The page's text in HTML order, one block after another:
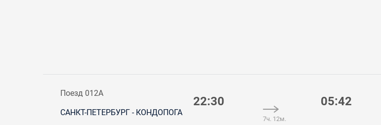
Поезд 012А
САНКТ-ПЕТЕРБУРГ - КОНДОПОГА
22:30
7ч. 12м.
05:42